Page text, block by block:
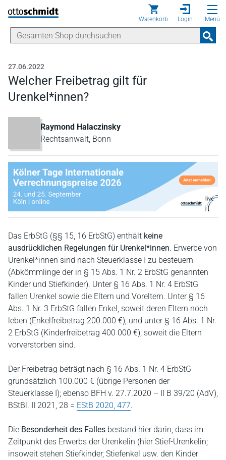
Direkt zum Inhalt
Warenkorb Login Menü
27.06.2022
Welcher Freibetrag gilt für
Urenkel*innen?
Raymond Halaczinsky
Rechtsanwalt, Bonn
Das ErbStG (§§ 15, 16 ErbStG) enthält keine
ausdrücklichen Regelungen für Urenkel*innen. Erwerbe von
Urenkel*innen sind nach Steuerklasse I zu besteuern
(Abkömmlinge der in § 15 Abs. 1 Nr. 2 ErbStG genannten
Kinder und Stiefkinder). Unter § 16 Abs. 1 Nr. 4 ErbStG
fallen Urenkel sowie die Eltern und Voreltern. Unter § 16
Abs. 1 Nr. 3 ErbStG fallen Enkel, soweit deren Eltern noch
leben (Enkelfreibetrag 200.000 €), und unter § 16 Abs. 1 Nr.
2 ErbStG (Kinderfreibetrag 400 000 €), soweit die Eltern
vorverstorben sind.
Der Freibetrag beträgt nach § 16 Abs. 1 Nr. 4 ErbStG
grundsätzlich 100.000 € (übrige Personen der
Steuerklasse I); ebenso BFH v. 27.7.2020 – II B 39/20 (AdV),
BStBl. II 2021, 28 = EStB 2020, 477.
Die Besonderheit des Falles bestand hier darin, dass im
Zeitpunkt des Erwerbs der Urenkelin (hier Stief-Urenkelin;
insoweit stehen Stiefkinder, Stiefenkel usw. den Kinder